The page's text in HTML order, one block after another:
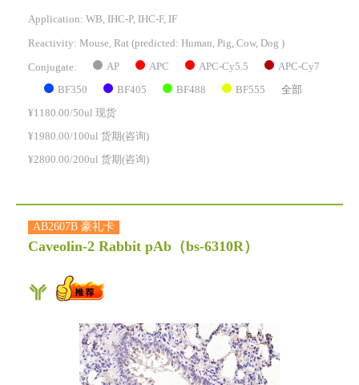
Application: WB, IHC-P, IHC-F, IF
Reactivity: Mouse, Rat (predicted: Human, Pig, Cow, Dog )
Conjugate: AP APC APC-Cy5.5 APC-Cy7
BF350 BF405 BF488 BF555 全部
¥1180.00/50ul 现货
¥1980.00/100ul 货期(咨询)
¥2800.00/200ul 货期(咨询)
AB2607B 豪礼卡
Caveolin-2 Rabbit pAb （bs-6310R）